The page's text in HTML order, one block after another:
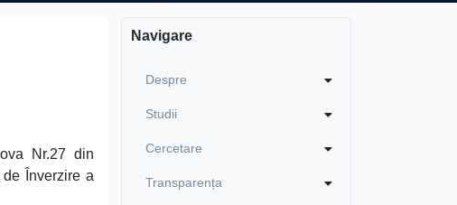
Nr.27 din
Înverzire a
Navigare
Despre
Studii
Cercetare
Transparența